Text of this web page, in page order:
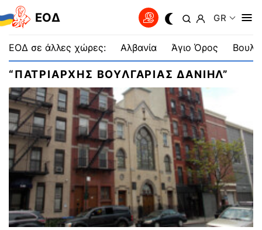
EOΔ GR
ΕΟΔ σε άλλες χώρες: Αλβανία Άγιο Όρος
“ΠΑΤΡΙΑΡΧΗΣ ΒΟΥΛΓΑΡΙΑΣ ΔΑΝΙΗΛ”